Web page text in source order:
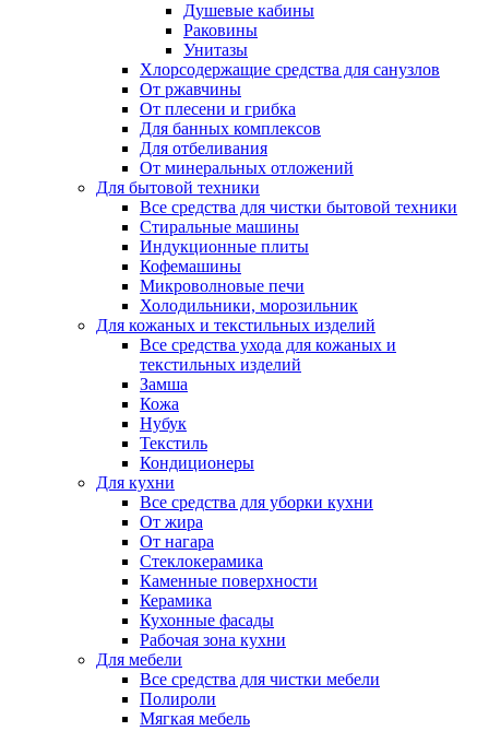
Душевые кабины
Раковины
Унитазы
Хлорсодержащие средства для санузлов
От ржавчины
От плесени и грибка
Для банных комплексов
Для отбеливания
От минеральных отложений
Для бытовой техники
Все средства для чистки бытовой техники
Стиральные машины
Индукционные плиты
Кофемашины
Микроволновые печи
Холодильники, морозильник
Для кожаных и текстильных изделий
Все средства ухода для кожаных и
текстильных изделий
Замша
Кожа
Нубук
Текстиль
Кондиционеры
Для кухни
Все средства для уборки кухни
От жира
От нагара
Стеклокерамика
Каменные поверхности
Керамика
Кухонные фасады
Рабочая зона кухни
Для мебели
Все средства для чистки мебели
Полироли
Мягкая мебель